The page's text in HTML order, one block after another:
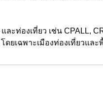
ท่องเที่ยว เช่น CPALL,
ยเฉพาะเมืองท่องเที่ยวและ